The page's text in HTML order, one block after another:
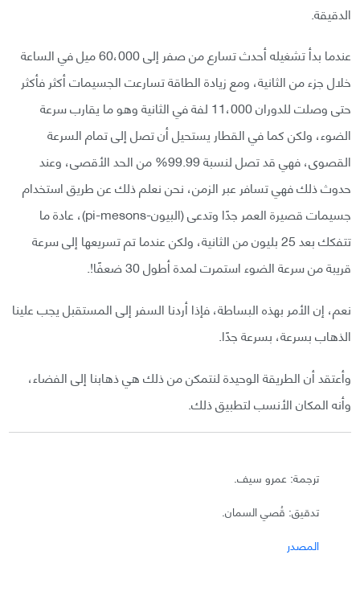
الدقيقة.
عندما بدأ تشغيله أحدث تسارع من صفر إلى 60،000 ميل في الساعة
خلال جزء من الثانية، ومع زيادة الطاقة تسارعت الجسيمات أكثر فأكثر
حتى وصلت للدوران 11،000 لفة في الثانية وهو ما يقارب سرعة
الضوء، ولكن كما في القطار يستحيل أن تصل إلى تمام السرعة
القصوى، فهي قد تصل لنسبة 99.99% من الحد الأقصى، وعند
حدوث ذلك فهي تسافر عبر الزمن، نحن نعلم ذلك عن طريق استخدام
جسيمات قصيرة العمر جدًا وتدعى (البيون-pi-mesons)، عادة ما
تتفكك بعد 25 بليون من الثانية، ولكن عندما تم تسريعها إلى سرعة
قريبة من سرعة الضوء استمرت لمدة أطول 30 ضعفًا!.
نعم، إن الأمر بهذه البساطة، فإذا أردنا السفر إلى المستقبل يجب علينا
الذهاب بسرعة، بسرعة جدًا.
وأعتقد أن الطريقة الوحيدة لنتمكن من ذلك هي ذهابنا إلى الفضاء،
وأنه المكان الأنسب لتطبيق ذلك.
ترجمة: عمرو سيف.
تدقيق: قُصي السمان.
المصدر